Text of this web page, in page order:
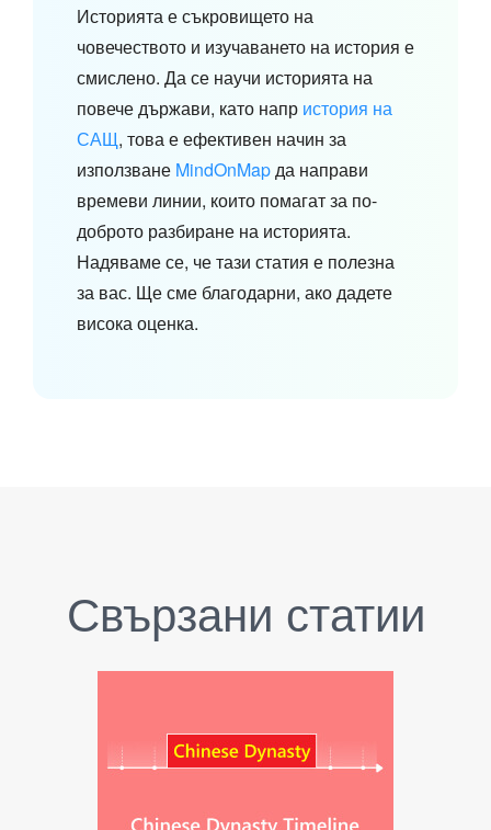
Историята е съкровището на
човечеството и изучаването на история е
смислено. Да се научи историята на
повече държави, като напр история на
САЩ, това е ефективен начин за
използване MindOnMapда направи
времеви линии, които помагат за по-
доброто разбиране на историята.
Надяваме се, че тази статия е полезна
за вас. Ще сме благодарни, ако дадете
висока оценка.
Свързани статии